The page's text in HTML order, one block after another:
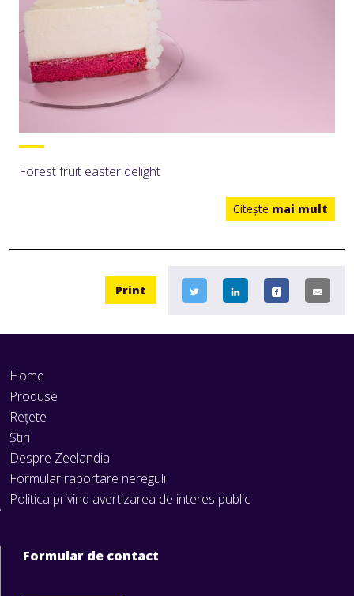
Forest fruit easter delight
Citeşte mai mult
Print
Home
Produse
Rețete
Știri
Despre Zeelandia
Formular raportare nereguli
Politica privind avertizarea de interes public
Formular de contact